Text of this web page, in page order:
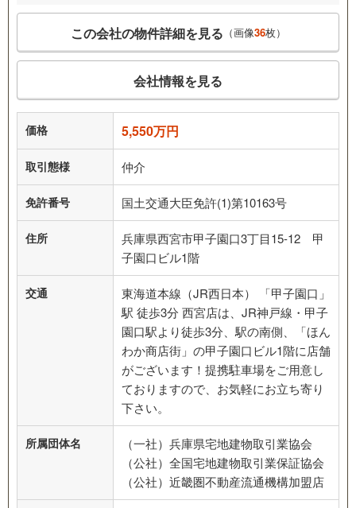
この会社の物件詳細を見る （画像36枚）
会社情報を見る
価格 5,550万円
取引態様 仲介
免許番号 国土交通大臣免許(1)第10163号
住所
兵庫県西宮市甲子園口3丁目15-12 甲
子園口ビル1階
交通
東海道本線（JR西日本） 「甲子園口」
駅 徒歩3分 西宮店は、JR神戸線・甲子
園口駅より徒歩3分、駅の南側、「ほん
わか商店街」の甲子園口ビル1階に店舗
がございます！提携駐車場をご用意し
ておりますので、お気軽にお立ち寄り
下さい。
所属団体名
（一社）兵庫県宅地建物取引業協会
（公社）全国宅地建物取引業保証協会
（公社）近畿圏不動産流通機構加盟店